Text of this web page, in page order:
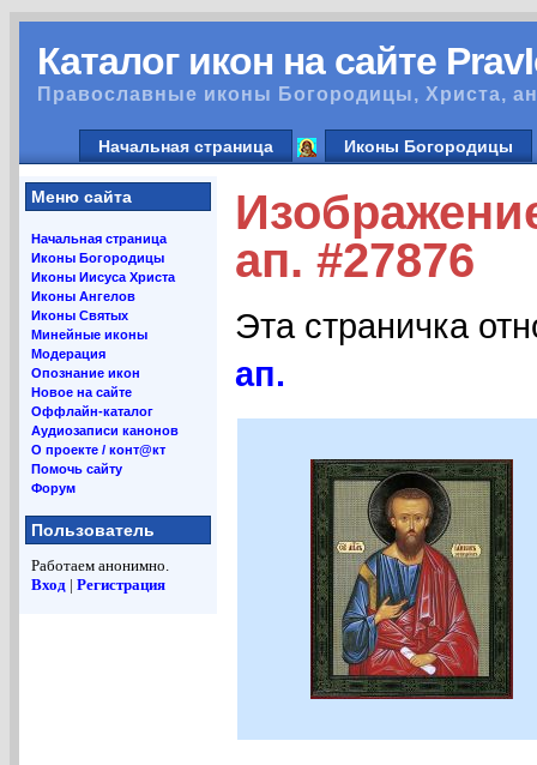
Каталог икон на сайте
Православные иконы Богородицы, Христа,
Начальная страница Иконы Богородицы
Меню сайта
Начальная страница
Иконы Богородицы
Иконы Иисуса Христа
Иконы Ангелов
Иконы Святых
Минейные иконы
Модерация
Опознание икон
Новое на сайте
Оффлайн-каталог
Аудиозаписи канонов
О проекте / конт@кт
Помочь сайту
Форум
Пользователь
Работаем анонимно.
Вход | Регистрация
ап. #27876
Эта страничка
ап.